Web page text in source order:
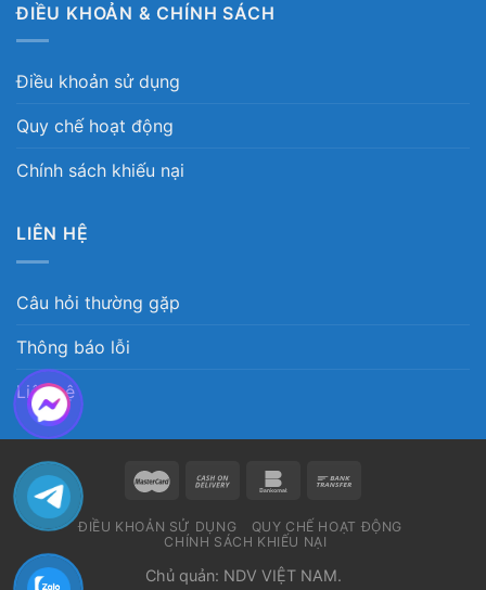
ĐIỀU KHOẢN & CHÍNH SÁCH
Điều khoản sử dụng
Quy chế hoạt động
Chính sách khiếu nại
LIÊN HỆ
Câu hỏi thường gặp
Thông báo lỗi
Liên hệ
ĐIỀU KHOẢN SỬ DỤNG
QUY CHẾ HOẠT ĐỘNG
CHÍNH SÁCH KHIẾU NẠI
Chủ quản: NDV VIỆT NAM.